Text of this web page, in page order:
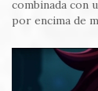
combinada con
por encima de